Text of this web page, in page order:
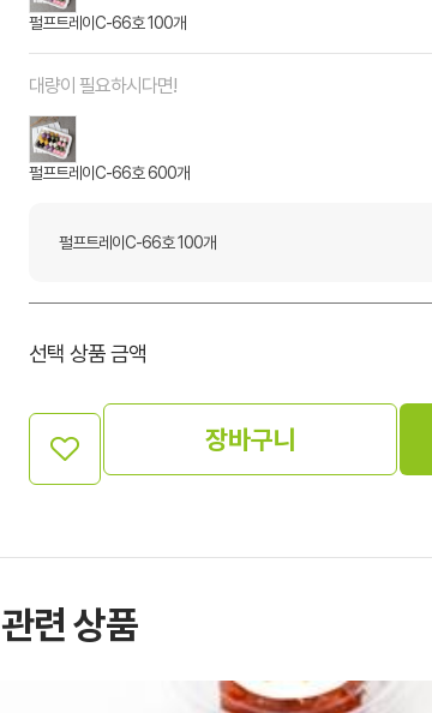
펄프트레이C-66호 100개
대량이 필요하시다면!
펄프트레이C-66호 600개
펄프트레이C-66호 100개
선택 상품 금액
장바구니
관련 상품